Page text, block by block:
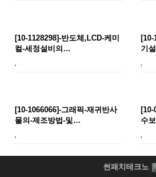
[10-1128298]-반도체,LCD-케미
컬-세정설비의…
기
[10-1066066]-그래픽-재귀반사
물의-제조방법-및…
수
썬패치테크노